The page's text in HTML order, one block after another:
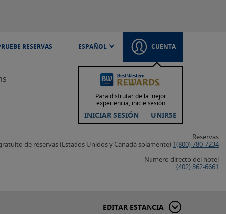
CUENTA
Para disfrutar de la mejor
experiencia, inicie sesión
INICIAR SESIÓN UNIRSE
RESERVAS ESPAÑOL
Reservas
de reservas (Estados Unidos y Canadá solamente) 1(800) 780-7234
Número directo del hotel
(402) 362-6661
EDITAR ESTANCIA